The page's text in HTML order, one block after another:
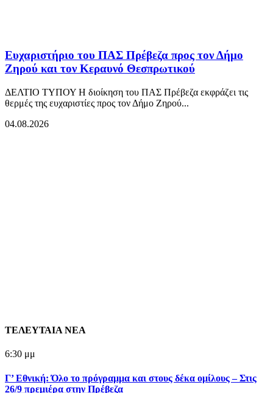
Ευχαριστήριο του ΠΑΣ Πρέβεζα προς τον Δήμο
Ζηρού και τον Κεραυνό Θεσπρωτικού
ΔΕΛΤΙΟ ΤΥΠΟΥ Η διοίκηση του ΠΑΣ Πρέβεζα εκφράζει τις
θερμές της ευχαριστίες προς τον Δήμο Ζηρού...
04.08.2026
ΤΕΛΕΥΤΑΙΑ ΝΕΑ
6:30 μμ
Γ’ Εθνική: Όλο το πρόγραμμα και στους δέκα ομίλους – Στις
26/9 πρεμιέρα στην Πρέβεζα